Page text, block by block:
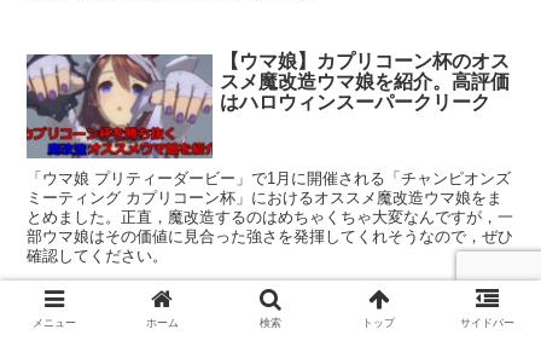
【ウマ娘】カプリコーン杯のオス
スメ魔改造ウマ娘を紹介。高評価
はハロウィンスーパークリーク
「ウマ娘 プリティーダービー」で1月に開催される「チャンピオンズ
ミーティング カプリコーン杯」におけるオススメ魔改造ウマ娘をま
とめました。正直，魔改造するのはめちゃくちゃ大変なんですが，一
部ウマ娘はその価値に見合った強さを発揮してくれそうなので，ぜひ
確認してください。
【ウマ娘】レース後の選択肢には
メニュー ホーム 検索 トップ サイドバー